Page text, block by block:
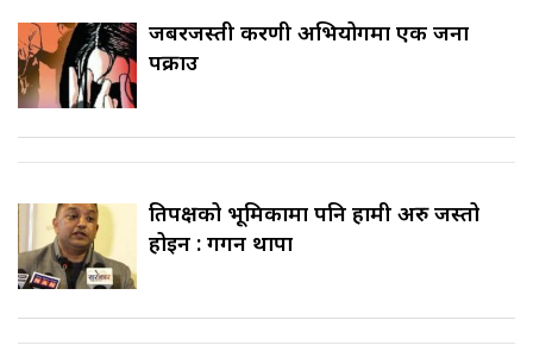
जबरजस्ती करणी अभियोगमा एक जना
पक्राउ
प्रतिपक्षको भूमिकामा पनि हामी अरु जस्तो
होइन : गगन थापा